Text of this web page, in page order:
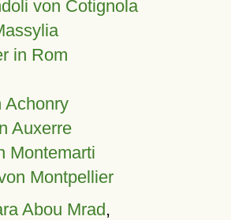
von Cotignola
in Rom
Achonry
Auxerre
Montemarti
Montpellier
Abou Mrad,